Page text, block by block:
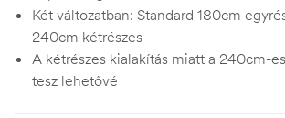
Két változatban: Standard 180cm
240cm kétrészes
A kétrészes kialakítás miatt a 240cm-
tesz lehetővé